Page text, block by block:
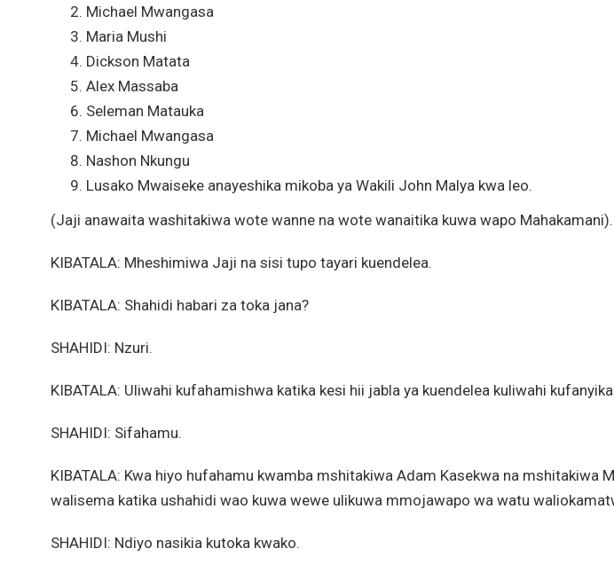
Michael Mwangasa
Maria Mushi
Dickson Matata
Alex Massaba
Seleman Matauka
Michael Mwangasa
Nashon Nkungu
Lusako Mwaiseke anayeshika mikoba ya Wakili John Malya kwa leo.
(Jaji anawaita washitakiwa wote wanne na wote wanaitika kuwa wapo Mahakamani).
KIBATALA: Mheshimiwa Jaji na sisi tupo tayari kuendelea.
KIBATALA: Shahidi habari za toka jana?
SHAHIDI: Nzuri.
KIBATALA: Uliwahi kufahamishwa katika kesi hii jabla ya kuendelea kuliwahi
SHAHIDI: Sifahamu.
KIBATALA: Kwa hiyo hufahamu kwamba mshitakiwa Adam Kasekwa na mshitakiwa
walisema katika ushahidi wao kuwa wewe ulikuwa mmojawapo wa watu
SHAHIDI: Ndiyo nasikia kutoka kwako.